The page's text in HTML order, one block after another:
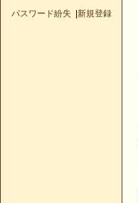
パスワード紛失 新規登録